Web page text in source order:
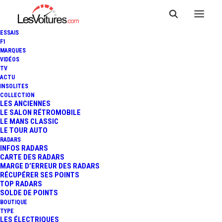
ESSAIS
F1
MARQUES
VIDÉOS
TV
ACTU
INSOLITES
COLLECTION
LES ANCIENNES
LE SALON RÉTROMOBILE
LE MANS CLASSIC
LE TOUR AUTO
RADARS
INFOS RADARS
CARTE DES RADARS
MARGE D’ERREUR DES RADARS
RÉCUPÉRER SES POINTS
TOP RADARS
SOLDE DE POINTS
BOUTIQUE
TYPE
LES ÉLECTRIQUES
19 mars 2014
CHEVROLET CORVETTE